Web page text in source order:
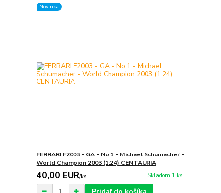
Novinka
FERRARI F2003 - GA - No.1 - Michael Schumacher -
World Champion 2003 (1:24) CENTAURIA
40,00 EUR/ks Skladom 1 ks